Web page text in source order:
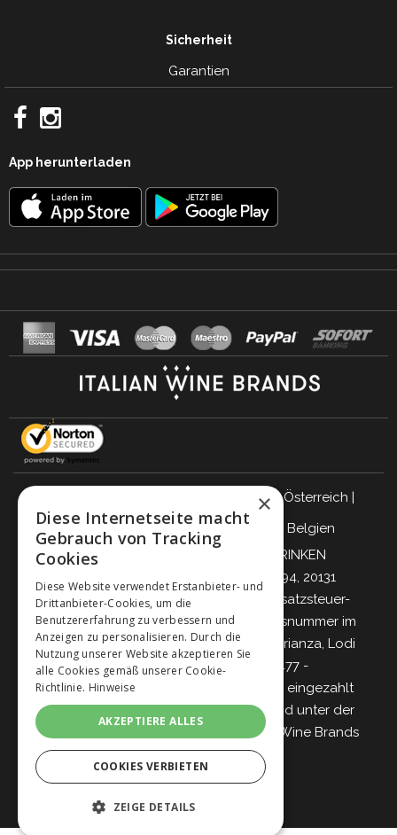
Sicherheit
Garantien
App herunterladen
Großbritannien |Österreich |
Schweiz| Niederlande|Frankreich
Belgien
VERANTWORTUNGSBEWUSST TRINKEN
Viale Abruzzi 94, 20131
Mailand – Italien - Steuernummer, Umsatzsteuer-
Identifikationsnummer und Eintragungsnummer im
Handelsregister von Mailand, Monza-Brianza, Lodi
04642870960 - R.E.A. MI-2564477 -
Gesellschaftskapital 500.000 Euro voll eingezahlt
Gesellschaft mit einzigem Teilhaber und unter der
Leitung und Koordinierung von
Italian Wine Brands
S.p.A.
×
Diese Internetseite macht
Gebrauch von Tracking
Cookies
Diese Website verwendet Erstanbieter- und
Drittanbieter-Cookies, um die
Benutzererfahrung zu verbessern und
Anzeigen zu personalisieren. Durch die
Nutzung unserer Website akzeptieren Sie
alle Cookies gemäß unserer Cookie-
Richtlinie. Hinweise
AKZEPTIERE ALLES
COOKIES VERBIETEN
ZEIGE DETAILS